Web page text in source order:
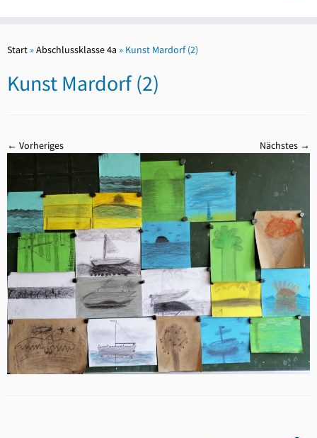
Inhalt
Start »Abschlussklasse 4a » Kunst Mardorf (2)
Kunst Mardorf (2)
← Vorheriges Nächstes →